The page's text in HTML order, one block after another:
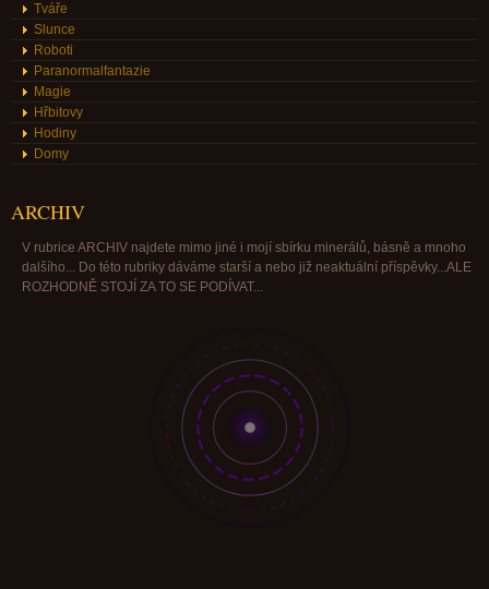
Tváře
Slunce
Roboti
Paranormalfantazie
Magie
Hřbitovy
Hodiny
Domy
ARCHIV
V rubrice ARCHIV najdete mimo jiné i mojí sbírku minerálů, básně a mnoho
dalšího... Do této rubriky dáváme starší a nebo již neaktuální příspěvky...ALE
ROZHODNĚ STOJÍ ZA TO SE PODÍVAT...